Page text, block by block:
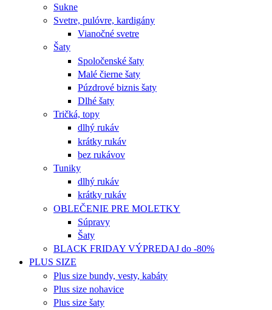
Sukne
Svetre, pulóvre, kardigány
Vianočné svetre
Šaty
Spoločenské šaty
Malé čierne šaty
Púzdrové biznis šaty
Dlhé šaty
Tričká, topy
dlhý rukáv
krátky rukáv
bez rukávov
Tuniky
dlhý rukáv
krátky rukáv
OBLEČENIE PRE MOLETKY
Súpravy
Šaty
BLACK FRIDAY VÝPREDAJ do -80%
PLUS SIZE
Plus size bundy, vesty, kabáty
Plus size nohavice
Plus size šaty